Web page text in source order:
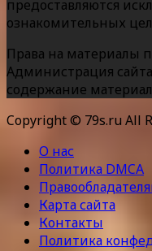
предоставляются
ознакомительных
Права на материалы
Администрация
содержание
Copyright © 79s.ru All
О нас
Политика DMCA
Карта сайта
Контакты
Политика